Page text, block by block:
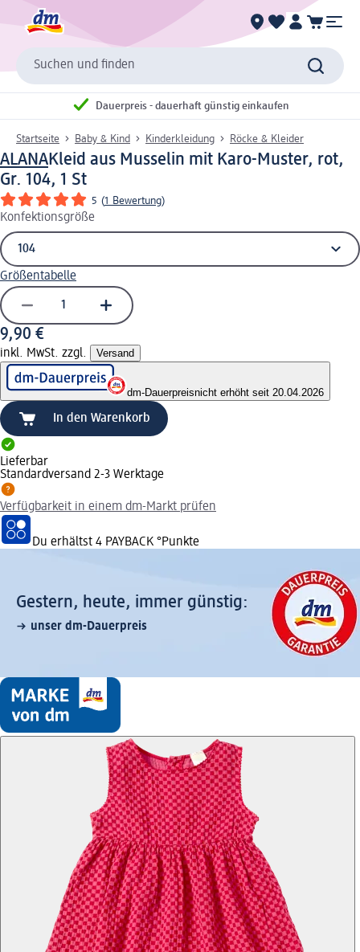
Suchen und finden
Dauerpreis - dauerhaft günstig einkaufen
Startseite Baby & Kind Kinderkleidung Röcke & Kleider
ALANAKleid aus Musselin mit Karo-Muster, rot,
Gr. 104, 1 St
5 (1 Bewertung)
Konfektionsgröße
Größentabelle
9,90 €
inkl. MwSt. zzgl. Versand
dm-Dauerpreisnicht erhöht seit 20.04.2026
In den Warenkorb
Lieferbar
Standardversand 2-3 Werktage
Verfügbarkeit in einem dm-Markt prüfen
Du erhältst 4 PAYBACK °Punkte
Gestern, heute, immer günstig:
unser dm-Dauerpreis